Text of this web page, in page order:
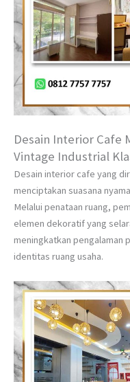
Desain Interior Cafe
Vintage Industrial
Desain interior cafe yang
menciptakan suasana
Melalui penataan ruang,
elemen dekoratif yang
meningkatkan pengalaman
identitas ruang usaha.